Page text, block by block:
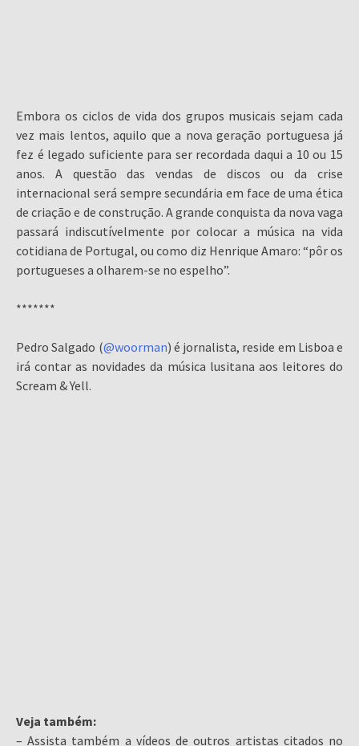
Embora os ciclos de vida dos grupos musicais sejam cada
vez mais lentos, aquilo que a nova geração portuguesa já
fez é legado suficiente para ser recordada daqui a 10 ou 15
anos. A questão das vendas de discos ou da crise
internacional será sempre secundária em face de uma ética
de criação e de construção. A grande conquista da nova vaga
passará indiscutívelmente por colocar a música na vida
cotidiana de Portugal, ou como diz Henrique Amaro: “pôr os
portugueses a olharem-se no espelho”.
*******
Pedro Salgado (@woorman) é jornalista, reside em Lisboa e
irá contar as novidades da música lusitana aos leitores do
Scream & Yell.
Veja também:
– Assista também a vídeos de outros artistas citados no